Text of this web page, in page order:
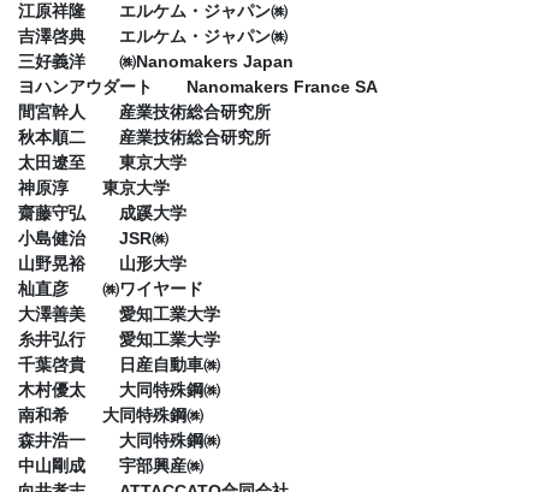
江原祥隆 エルケム・ジャパン㈱
吉澤啓典 エルケム・ジャパン㈱
三好義洋 ㈱Nanomakers Japan
ヨハンアウダート Nanomakers France SA
間宮幹人 産業技術総合研究所
秋本順二 産業技術総合研究所
太田遼至 東京大学
神原淳 東京大学
齋藤守弘 成蹊大学
小島健治 JSR㈱
山野晃裕 山形大学
杣直彦 ㈱ワイヤード
大澤善美 愛知工業大学
糸井弘行 愛知工業大学
千葉啓貴 日産自動車㈱
木村優太 大同特殊鋼㈱
南和希 大同特殊鋼㈱
森井浩一 大同特殊鋼㈱
中山剛成 宇部興産㈱